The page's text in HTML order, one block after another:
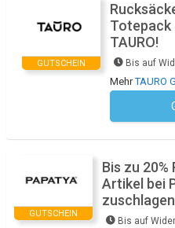
GUTSCHEIN
Totepack
TAURO!
Bis auf
MehrTAURO
GUTSCHEIN
Bis zu
Artikel bei
Bis auf